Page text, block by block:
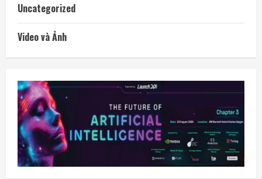
Uncategorized
Video và Ảnh